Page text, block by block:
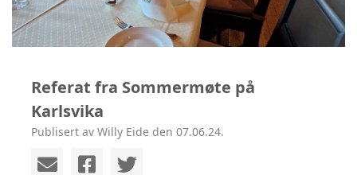
Referat fra Sommermøte på
Karlsvika
Publisert av Willy Eide den 07.06.24.